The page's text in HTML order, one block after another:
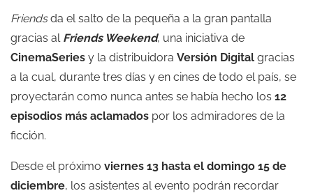
Friendsda el salto de la pequeña a la gran pantalla
gracias al Friends Weekend, una iniciativa de
CinemaSeries y la distribuidora Versión Digital gracias
a la cual, durante tres días y en cines de todo el país, se
proyectarán como nunca antes se había hecho los 12
episodios más aclamados por los admiradores de la
ficción.
Desde el próximo viernes 13 hasta el domingo 15 de
diciembre, los asistentes al evento podrán recordar